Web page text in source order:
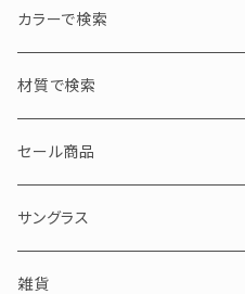
ASYMMETRY / 左右非対称
tico chouette / ティコシュエット
M / 中サイズ
S / 小サイズ
30000円以下
30000～50000円
50000～100000円
100000円以上
カラーで検索
ブラック・グレー・クリア
ブラウン・イエロー・ホワイト
ピンク・レッド・パープル
ブルー・グリーン
材質で検索
アセテート
セルロイド
メタル
セール商品
サングラス
雑貨